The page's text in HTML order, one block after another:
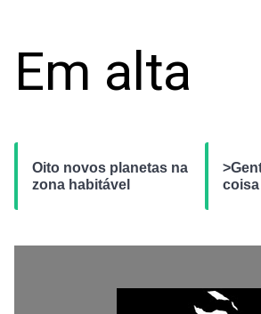
Em alta
Oito novos planetas na
zona habitável
coisa